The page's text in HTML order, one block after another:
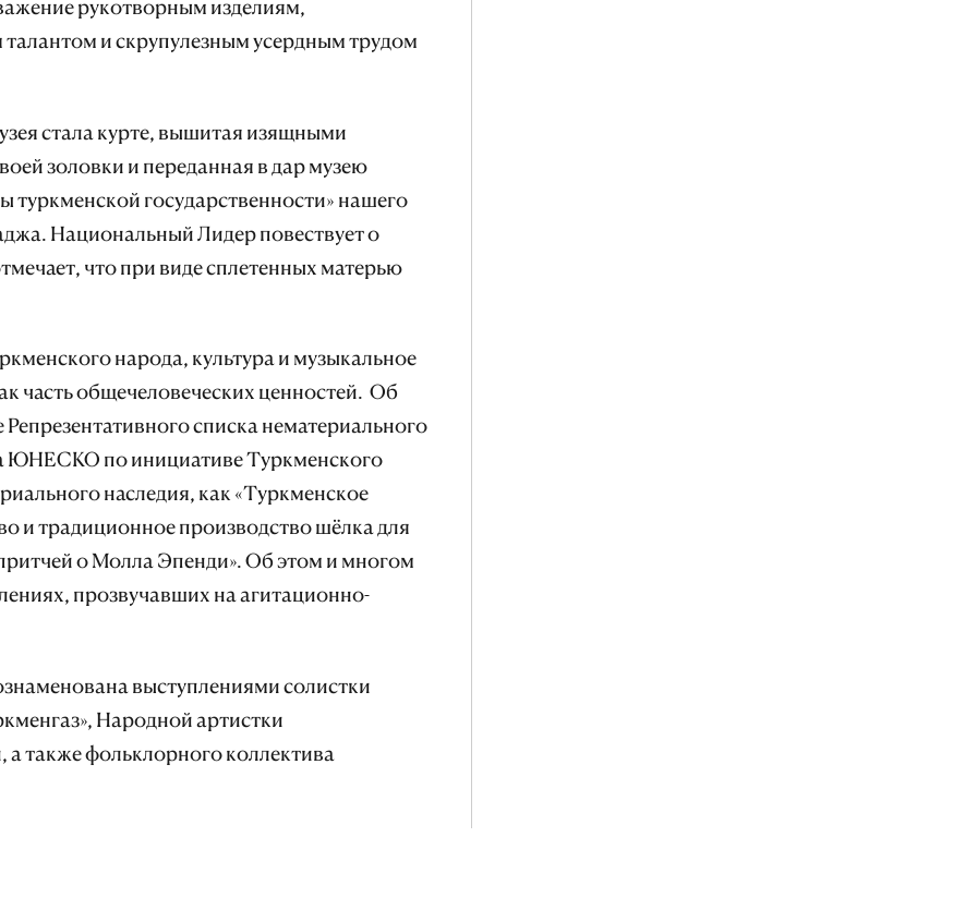
рукотворным изделиям,
и скрупулезным усердным трудом
стала курте, вышитая изящными
золовки и переданная в дар музею
туркменской государственности» нашего
Национальный Лидер повествует о
что при виде сплетенных матерью
народа, культура и музыкальное
часть общечеловеческих ценностей. Об
списка нематериального
ЮНЕСКО по инициативе Туркменского
наследия, как «Туркменское
и традиционное производство шёлка для
о Молла Эпенди». Об этом и многом
прозвучавших на агитационно-
выступлениями солистки
Народной артистки
также фольклорного коллектива